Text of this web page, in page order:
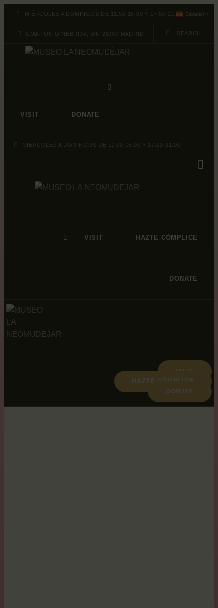
MIÉRCOLES A DOMINGOS DE 11:00-15:00 Y 17:00-21:00
C/ANTONIO NEBRIJA, S/N 28007 MADRID
VISIT DONATE
MIÉRCOLES A DOMINGOS DE 11:00-15:00 Y 17:00-21:00
VISIT HAZTE CÓMPLICE
DONATE
VISIT
HAZTE CÓMPLICE
DONATE
ABOUT
PROGRAMACION
Español